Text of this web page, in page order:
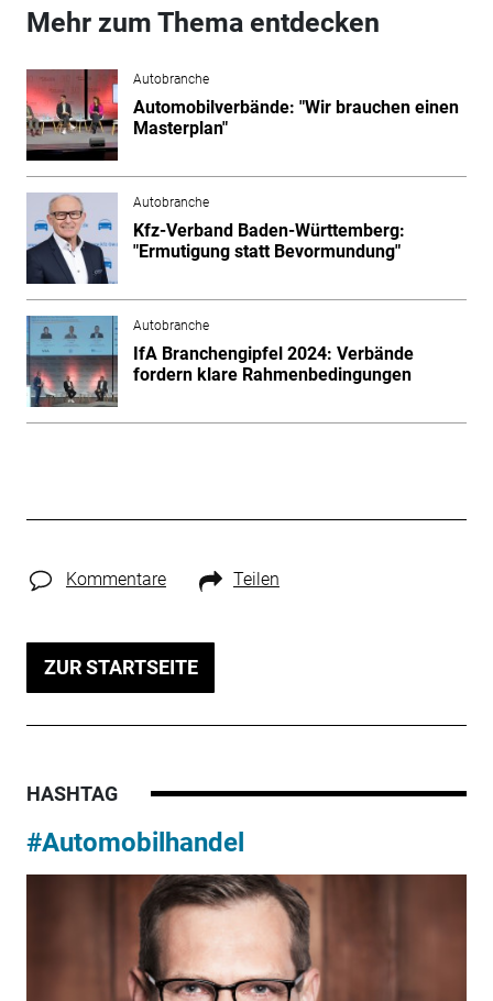
Mehr zum Thema entdecken
Autobranche
Automobilverbände: "Wir brauchen einen
Masterplan"
Autobranche
Kfz-Verband Baden-Württemberg:
"Ermutigung statt Bevormundung"
Autobranche
IfA Branchengipfel 2024: Verbände
fordern klare Rahmenbedingungen
Kommentare Teilen
ZUR STARTSEITE
HASHTAG
#Automobilhandel